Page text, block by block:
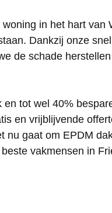
in het hart van
Dankzij onze
de schade
tot wel 40%
en vrijblijvende
nu gaat om EPDM
vakmensen in